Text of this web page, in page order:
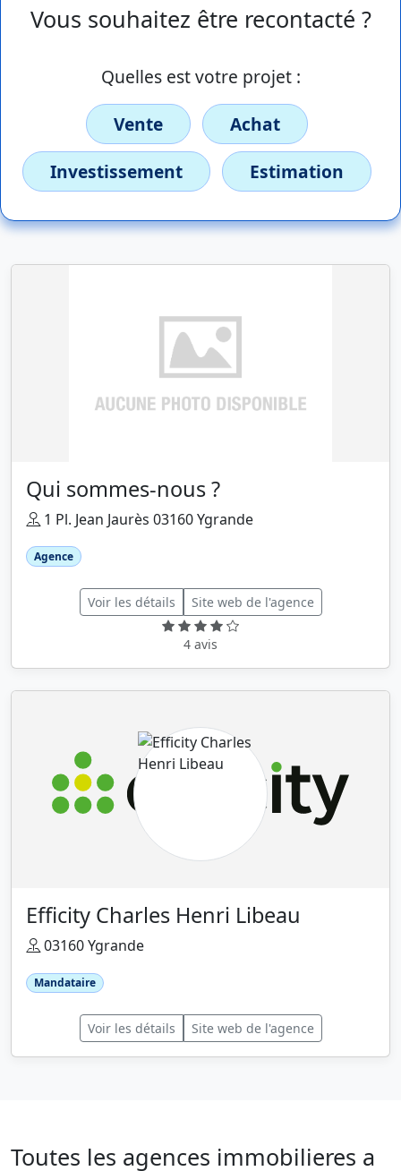
Vous souhaitez être recontacté ?
Quelles est votre projet :
Vente
Achat
Investissement
Estimation
Qui sommes-nous ?
1 Pl. Jean Jaurès 03160 Ygrande
Agence
Voir les détails Site web de l'agence
4 avis
Efficity Charles Henri Libeau
03160 Ygrande
Mandataire
Voir les détails Site web de l'agence
Toutes les agences immobilieres a